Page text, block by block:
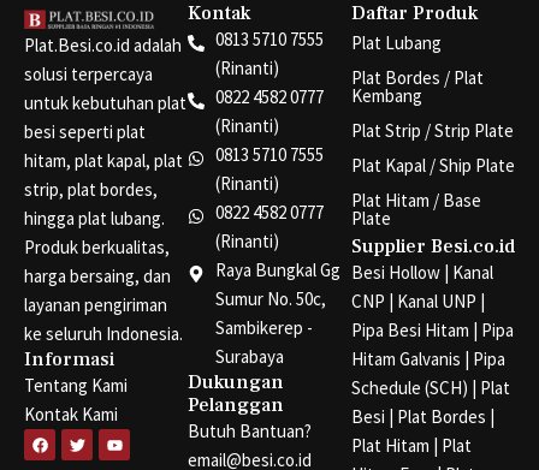
Plat.Besi.co.id adalah
solusi terpercaya
untuk kebutuhan plat
besi seperti plat
hitam, plat kapal, plat
strip, plat bordes,
hingga plat lubang.
Produk berkualitas,
harga bersaing, dan
layanan pengiriman
ke seluruh Indonesia.
Informasi
Tentang Kami
Kontak Kami
F
a
T
w
Y
o
Kontak
0813 5710 7555
(Rinanti)
0822 4582 0777
(Rinanti)
0813 5710 7555
(Rinanti)
0822 4582 0777
(Rinanti)
Raya Bungkal Gg
Sumur No. 50c,
Sambikerep -
Surabaya
Dukungan
Pelanggan
Butuh Bantuan?
email@besi.co.id
Daftar Produk
Plat Lubang
Plat Bordes / Plat
Kembang
Plat Strip / Strip Plate
Plat Kapal / Ship Plate
Plat Hitam / Base
Plate
Supplier Besi.co.id
Besi Hollow Kanal
CNP
Kanal UNP
Pipa Besi Hitam
Pipa
Hitam Galvanis
Pipa
Schedule (SCH)
Plat
Besi
Plat Bordes
Plat Hitam
Plat